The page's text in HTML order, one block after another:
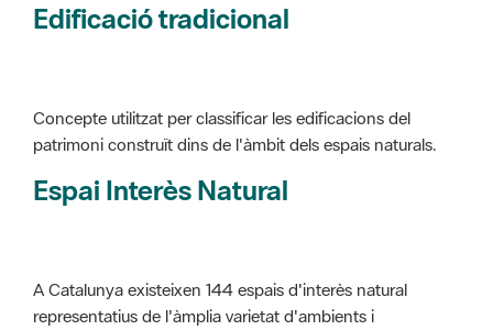
Edificació tradicional
Concepte utilitzat per classificar les edificacions del
patrimoni construït dins de l'àmbit dels espais naturals.
Espai Interès Natural
A Catalunya existeixen 144 espais d'interès natural
representatius de l'àmplia varietat d'ambients i